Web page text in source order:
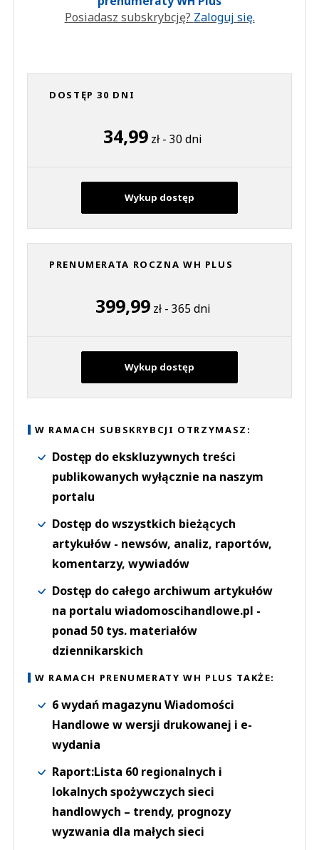
Posiadasz subskrybcję? Zaloguj się.
DOSTĘP 30 DNI
34,99 zł - 30 dni
Wykup dostęp
PRENUMERATA ROCZNA WH PLUS
399,99zł - 365 dni
Wykup dostęp
W RAMACH SUBSKRYBCJI OTRZYMASZ:
Dostęp do ekskluzywnych treści
publikowanych wyłącznie na naszym
portalu
Dostęp do wszystkich bieżących
artykułów - newsów, analiz, raportów,
komentarzy, wywiadów
Dostęp do całego archiwum artykułów
na portalu wiadomoscihandlowe.pl -
ponad 50 tys. materiałów
dziennikarskich
W RAMACH PRENUMERATY WH PLUS TAKŻE:
6 wydań magazynu Wiadomości
Handlowe w wersji drukowanej i e-
wydania
Raport:Lista 60 regionalnych i
lokalnych spożywczych sieci
handlowych – trendy, prognozy
wyzwania dla małych sieci